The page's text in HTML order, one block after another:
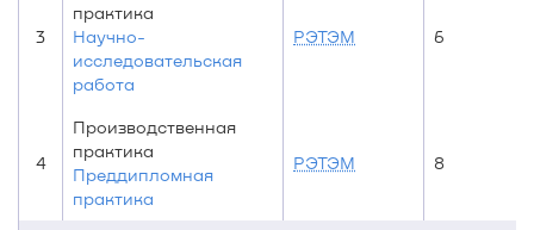
3
практика
Научно-
исследовательская
работа
РЭТЭМ 6
4
Производственная
практика
Преддипломная
практика
РЭТЭМ 8